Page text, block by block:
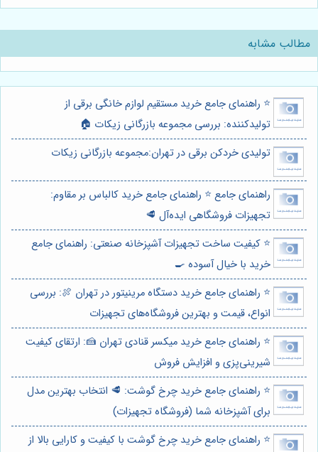
مطالب مشابه
⭐️ راهنمای جامع خرید مستقیم لوازم خانگی برقی از
تولیدکننده: بررسی مجموعه بازرگانی زیکات 🏠
تولیدی خردکن برقی در تهران:مجموعه بازرگانی زیکات
راهنمای جامع ⭐️ راهنمای جامع خرید کالباس بر مقاوم:
تجهیزات فروشگاهی ایده‌آل 🥩
⭐️ کیفیت ساخت تجهیزات آشپزخانه صنعتی: راهنمای جامع
خرید با خیال آسوده 🍳
⭐️ راهنمای جامع خرید دستگاه مرینیتور در تهران 🍖: بررسی
انواع، قیمت و بهترین فروشگاه‌های تجهیزات
⭐️ راهنمای جامع خرید میکسر قنادی تهران 🍰: ارتقای کیفیت
شیرینی‌پزی و افزایش فروش
⭐️ راهنمای جامع خرید چرخ گوشت: 🥩 انتخاب بهترین مدل
برای آشپزخانه شما (فروشگاه تجهیزات)
⭐️ راهنمای جامع خرید چرخ گوشت با کیفیت و کارایی بالا از